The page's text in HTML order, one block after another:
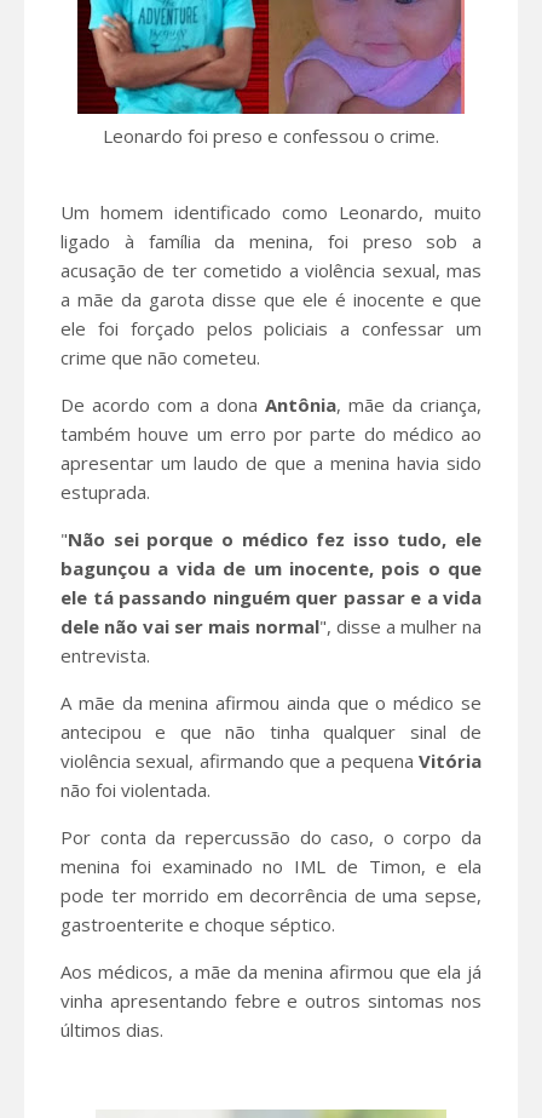
Leonardo foi preso e confessou o crime.
Um homem identificado como Leonardo, muito
ligado à família da menina, foi preso sob a
acusação de ter cometido a violência sexual, mas
a mãe da garota disse que ele é inocente e que
ele foi forçado pelos policiais a confessar um
crime que não cometeu.
De acordo com a dona Antônia, mãe da criança,
também houve um erro por parte do médico ao
apresentar um laudo de que a menina havia sido
estuprada.
"Não sei porque o médico fez isso tudo, ele
bagunçou a vida de um inocente, pois o que
ele tá passando ninguém quer passar e a vida
dele não vai ser mais normal", disse a mulher na
entrevista.
A mãe da menina afirmou ainda que o médico se
antecipou e que não tinha qualquer sinal de
violência sexual, afirmando que a pequena Vitória
não foi violentada.
Por conta da repercussão do caso, o corpo da
menina foi examinado no IML de Timon, e ela
pode ter morrido em decorrência de uma sepse,
gastroenterite e choque séptico.
Aos médicos, a mãe da menina afirmou que ela já
vinha apresentando febre e outros sintomas nos
últimos dias.